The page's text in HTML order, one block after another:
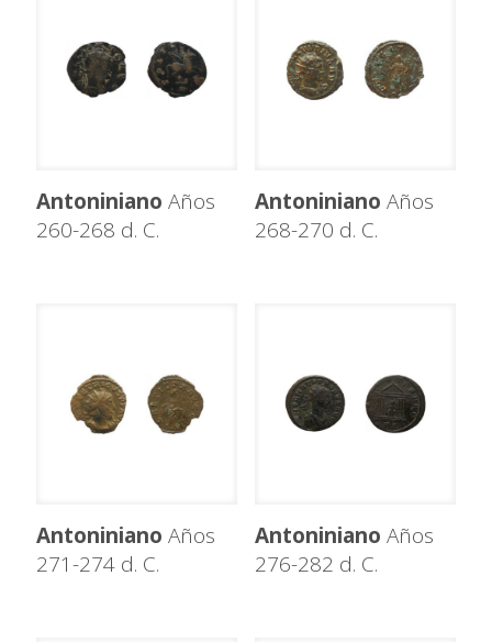
Antoniniano Años
260-268 d. C.
Antoniniano Años
268-270 d. C.
Antoniniano Años
271-274 d. C.
Antoniniano Años
276-282 d. C.